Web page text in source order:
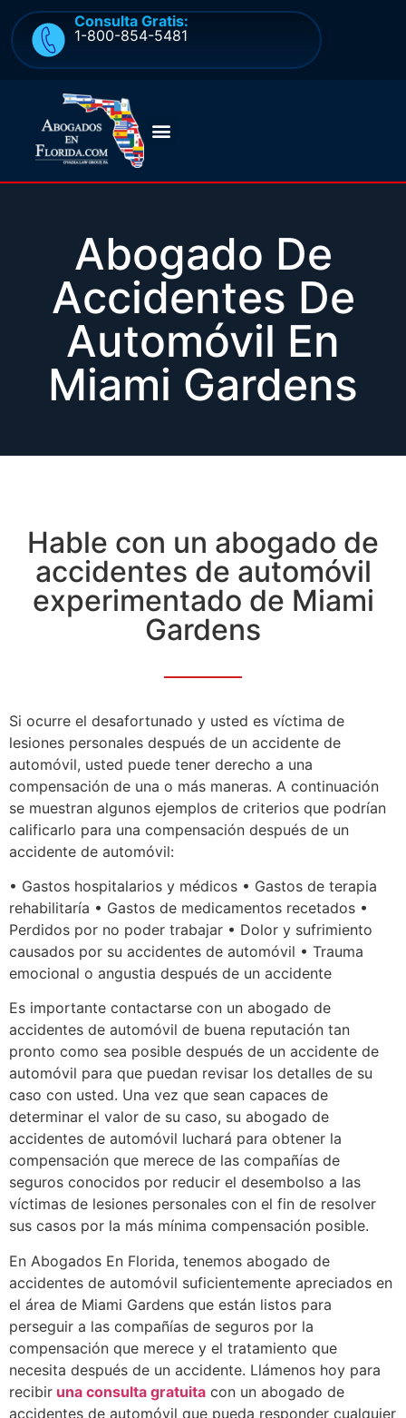
Consulta Gratis:
1-800-854-5481
Abogado De
Accidentes De
Automóvil En
Miami Gardens
Hable con un abogado de
accidentes de automóvil
experimentado de Miami
Gardens
Si ocurre el desafortunado y usted es víctima de
lesiones personales después de un accidente de
automóvil, usted puede tener derecho a una
compensación de una o más maneras. A continuación
se muestran algunos ejemplos de criterios que podrían
calificarlo para una compensación después de un
accidente de automóvil:
• Gastos hospitalarios y médicos • Gastos de terapia
rehabilitaría • Gastos de medicamentos recetados •
Perdidos por no poder trabajar • Dolor y sufrimiento
causados por su accidentes de automóvil • Trauma
emocional o angustia después de un accidente
Es importante contactarse con un abogado de
accidentes de automóvil de buena reputación tan
pronto como sea posible después de un accidente de
automóvil para que puedan revisar los detalles de su
caso con usted. Una vez que sean capaces de
determinar el valor de su caso, su abogado de
accidentes de automóvil luchará para obtener la
compensación que merece de las compañías de
seguros conocidos por reducir el desembolso a las
víctimas de lesiones personales con el fin de resolver
sus casos por la más mínima compensación posible.
En Abogados En Florida, tenemos abogado de
accidentes de automóvil suficientemente apreciados en
el área de Miami Gardens que están listos para
perseguir a las compañías de seguros por la
compensación que merece y el tratamiento que
necesita después de un accidente. Llámenos hoy para
recibir una consulta gratuita con un abogado de
accidentes de automóvil que pueda responder cualquier